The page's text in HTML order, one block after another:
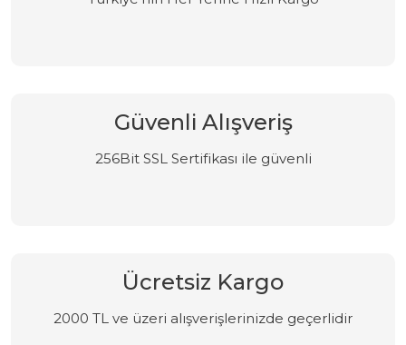
Güvenli Alışveriş
256Bit SSL Sertifikası ile güvenli
Ücretsiz Kargo
2000 TL ve üzeri alışverişlerinizde geçerlidir